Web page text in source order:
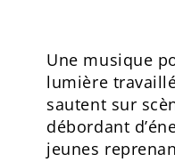
Une musique
lumière
sautent sur
débordant
jeunes